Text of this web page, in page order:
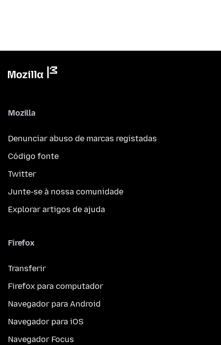
Mozilla
Denunciar abuso de marcas registadas
Código fonte
Twitter
Junte-se à nossa comunidade
Explorar artigos de ajuda
Firefox
Transferir
Firefox para computador
Navegador para Android
Navegador para iOS
Navegador Focus